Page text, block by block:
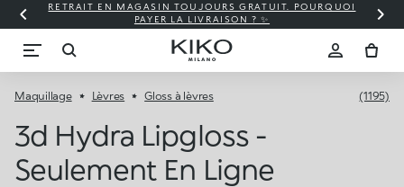
RETRAIT EN MAGASIN TOUJOURS GRATUIT. POURQUOI
PAYER LA LIVRAISON ? ✨
Maquillage Lèvres Gloss à lèvres (1195)
3d Hydra Lipgloss -
Seulement En Ligne